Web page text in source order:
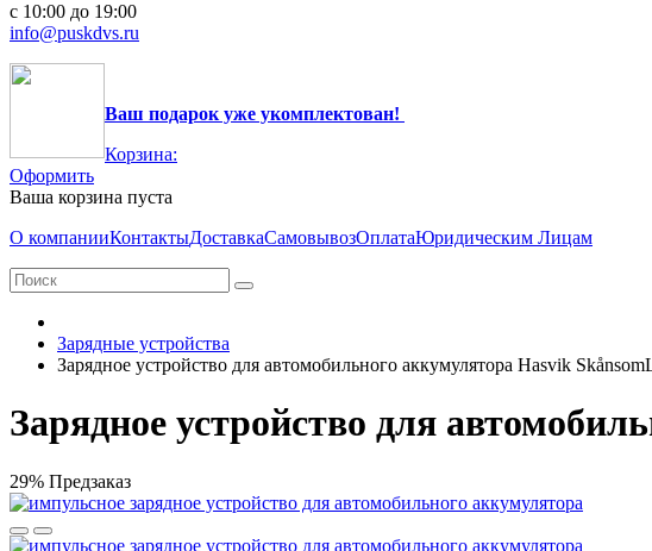
с 10:00 до 19:00
info@puskdvs.ru
Ваш подарок уже укомплектован!
Корзина:
Оформить
Ваша корзина пуста
О компанииКонтактыДоставкаСамовывозОплатаЮридическим Лицам
Зарядные устройства
Зарядное устройство для автомобильного аккумулятора Hasvik
Зарядное устройство для
29% Предзаказ